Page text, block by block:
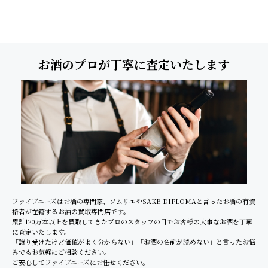
お酒のプロが丁寧に査定いたします
ファイブニーズはお酒の専門家、ソムリエやSAKE DIPLOMAと言ったお酒の有資
格者が在籍するお酒の買取専門店です。
累計120万本以上を買取してきたプロのスタッフの目でお客様の大事なお酒を丁寧
に査定いたします。
「譲り受けたけど価値がよく分からない」「お酒の名前が読めない」と言ったお悩
みでもお気軽にご相談ください。
ご安心してファイブニーズにお任せください。